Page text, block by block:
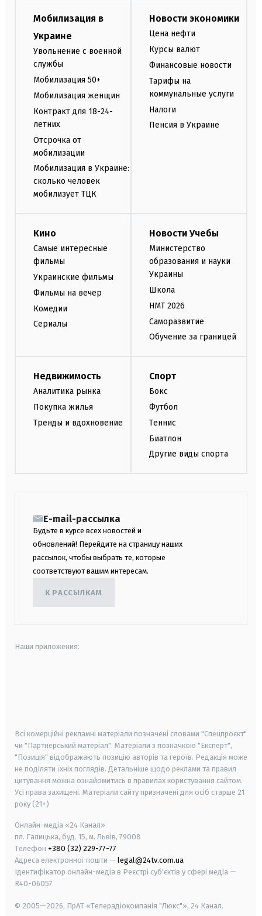
Мобилизация в
Украине
Увольнение с военной
службы
Мобилизация 50+
Мобилизация женщин
Контракт для 18-24-
летних
Отсрочка от
мобилизации
Мобилизация в Украине:
сколько человек
мобилизует ТЦК
Новости экономики
Цена нефти
Курсы валют
Финансовые новости
Тарифы на
коммунальные услуги
Налоги
Пенсия в Украине
Кино
Самые интересные
фильмы
Украинские фильмы
Фильмы на вечер
Комедии
Сериалы
Новости Учебы
Министерство
образования и науки
Украины
Школа
НМТ 2026
Саморазвитие
Обучение за границей
Недвижимость
Аналитика рынка
Покупка жилья
Тренды и вдохновение
Спорт
Бокс
Футбол
Теннис
Биатлон
Другие виды спорта
E-mail-рассылка
Будьте в курсе всех новостей и
обновлений! Перейдите на страницу наших
рассылок, чтобы выбрать те, которые
соответствуют вашим интересам.
К РАССЫЛКАМ
Наши приложения:
Всі комерційні рекламні матеріали позначені словами "Спецпроєкт"
чи "Партнерський матеріал". Матеріали з позначкою "Експерт",
"Позиція" відображають позицію авторів та героїв. Редакція може
не поділяти їхніх поглядів. Детальніше щодо реклами та правил
цитування можна ознайомитись в правилах користування сайтом.
Усі права захищені. Матеріали сайту призначені для осіб старше 21
року (21+)
Онлайн-медіа «24 Канал»
пл. Галицька, буд. 15, м. Львів, 79008
Телефон +380 (32) 229-77-77
Адреса електронної пошти — legal@24tv.com.ua
Ідентифікатор онлайн-медіа в Реєстрі суб'єктів у сфері медіа —
R40-06057
© 2005—2026, ПрАТ «Телерадіокомпанія "Люкс"», 24 Канал.